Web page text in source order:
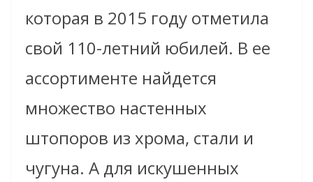
которая в 2015 году отметила
свой 110-летний юбилей. В ее
ассортименте найдется
множество настенных
штопоров из хрома, стали и
чугуна. А для искушенных